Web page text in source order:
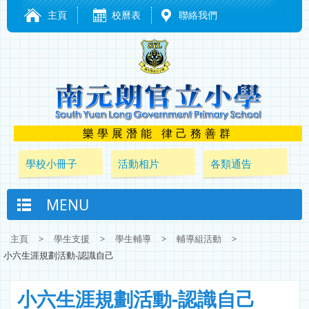
主頁 校曆表 聯絡我們
樂學展潛能 律己務善群
學校小冊子 活動相片 各類通告
MENU
主頁 > 學生支援 > 學生輔導 > 輔導組活動
>
小六生涯規劃活動-認識自己
小六生涯規劃活動-認識自己